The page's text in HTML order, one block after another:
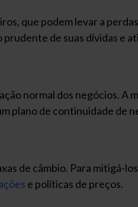
que podem levar a
de suas dívidas e
normal dos negócios. A
plano de continuidade de
de câmbio. Para mitigá-
e políticas de preços.